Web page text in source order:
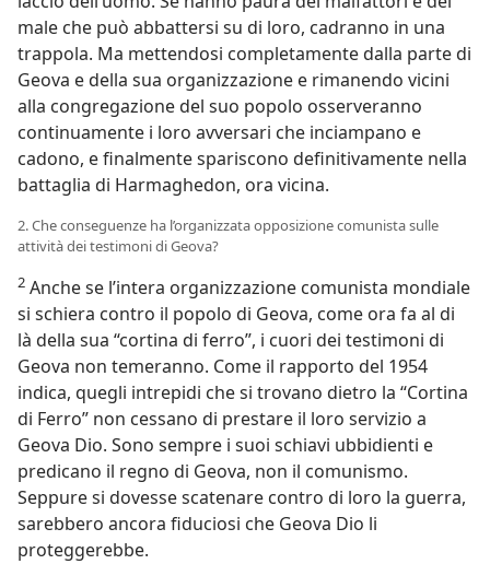
male che può abbattersi su di loro, cadranno in una
trappola. Ma mettendosi completamente dalla parte di
Geova e della sua organizzazione e rimanendo vicini
alla congregazione del suo popolo osserveranno
continuamente i loro avversari che inciampano e
cadono, e finalmente spariscono definitivamente nella
battaglia di Harmaghedon, ora vicina.
2. Che conseguenze ha l’organizzata opposizione comunista sulle
attività dei testimoni di Geova?
2 Anche se l’intera organizzazione comunista mondiale
si schiera contro il popolo di Geova, come ora fa al di
là della sua “cortina di ferro”, i cuori dei testimoni di
Geova non temeranno. Come il rapporto del 1954
indica, quegli intrepidi che si trovano dietro la “Cortina
di Ferro” non cessano di prestare il loro servizio a
Geova Dio. Sono sempre i suoi schiavi ubbidienti e
predicano il regno di Geova, non il comunismo.
Seppure si dovesse scatenare contro di loro la guerra,
sarebbero ancora fiduciosi che Geova Dio li
proteggerebbe.